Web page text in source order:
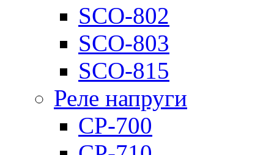
SCO-802
SCO-803
SCO-815
Реле напруги
CP-700